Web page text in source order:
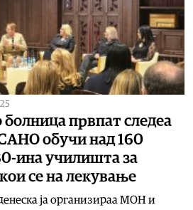
болница првпат следеа
обучи над 160
ина училишта за
се на лекување
ја организираа МОН и